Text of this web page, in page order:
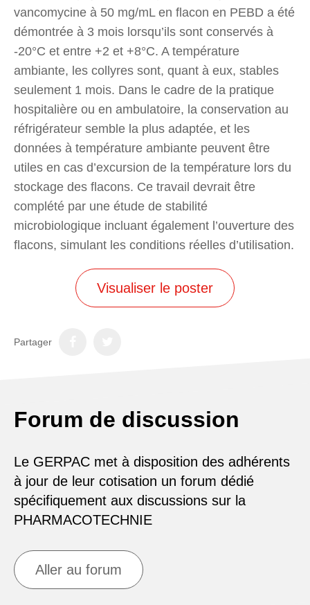
vancomycine à 50 mg/mL en flacon en PEBD a été
démontrée à 3 mois lorsqu’ils sont conservés à
-20°C et entre +2 et +8°C. A température
ambiante, les collyres sont, quant à eux, stables
seulement 1 mois. Dans le cadre de la pratique
hospitalière ou en ambulatoire, la conservation au
réfrigérateur semble la plus adaptée, et les
données à température ambiante peuvent être
utiles en cas d’excursion de la température lors du
stockage des flacons. Ce travail devrait être
complété par une étude de stabilité
microbiologique incluant également l’ouverture des
flacons, simulant les conditions réelles d’utilisation.
Visualiser le poster
Partager
Forum de discussion
Le GERPAC met à disposition des adhérents
à jour de leur cotisation un forum dédié
spécifiquement aux discussions sur la
PHARMACOTECHNIE
Aller au forum